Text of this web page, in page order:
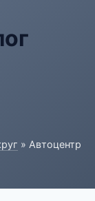
» Автоцентр